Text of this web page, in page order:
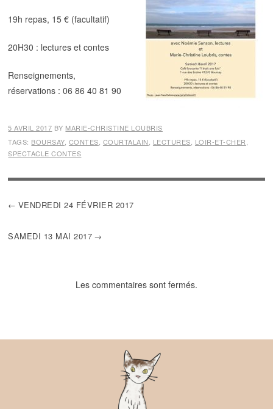
19h repas, 15 € (facultatif)
20H30 : lectures et contes
Renseignements,
réservations : 06 86 40 81 90
5 AVRIL 2017 BY MARIE-CHRISTINE LOUBRIS
TAGS: BOURSAY, CONTES COURTALAIN LECTURES LOIR-ET-CHER
SPECTACLE CONTES
NAVIGATION
L’ARTICLE
VENDREDI 24 FÉVRIER 2017
SAMEDI 13 MAI 2017
Les commentaires sont fermés.